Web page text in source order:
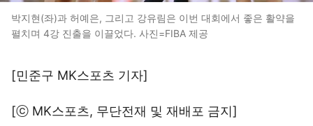
박지현(좌)과 허예은, 그리고 강유림은 이번 대회에서 좋은 활약을
펼치며 4강 진출을 이끌었다. 사진=FIBA 제공
[민준구 MK스포츠 기자]
[ⓒ MK스포츠, 무단전재 및 재배포 금지]